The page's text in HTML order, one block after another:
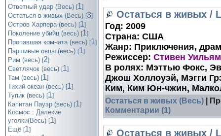
Ответный удар (Весь) [1]
Остаться в живых (Весь) [3]
Остров Харпера (весь) [1]
Поколение убийц (весь) [1]
Пропавшая комната (весь) [1]
Паршивые овцы (весь) [1]
Рим (весь) [2]
Светлячок (весь) [1]
Там (весь) [1]
Тихий океан (весь) [1]
Тупик (весь) [1]
Капитан Пауэр (весь) [1]
Космос : Далекие
уголки(Весь) [1]
Ещё [1]
Остаться в живых /
Год: 2009
Страна: США
Жанр: Приключения,
Режиссер: Стивен
В ролях: Мэттью Фокс,
Джош Холлоуэй, Мэгги
Ким, Ким Юн-чжин,
Остаться в живых (Весь) |
Комментарии (1)
Остаться в живых /